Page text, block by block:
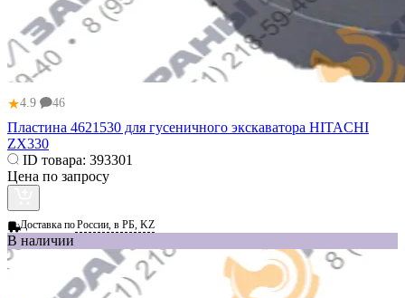
★4.9 46
Пластина 4621530 для гусеничного экскаватора HITACHI
ZX330
ID товара: 393301
Цена по запросу
Доставка поРоссии, в РБ, KZ
В наличии